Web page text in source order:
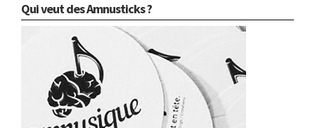
Qui veut des Amnusticks ?